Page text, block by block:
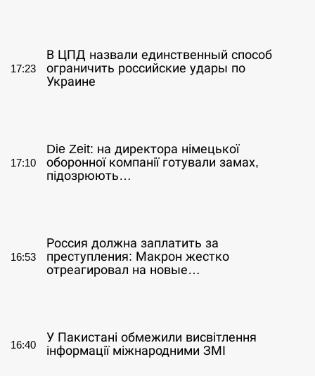
17:23
В ЦПД назвали единственный способ
ограничить российские удары по
Украине
17:10
Die Zeit: на директора німецької
оборонної компанії готували замах,
підозрюють…
16:53
Россия должна заплатить за
преступления: Макрон жестко
отреагировал на новые…
16:40
У Пакистані обмежили висвітлення
інформації міжнародними ЗМІ